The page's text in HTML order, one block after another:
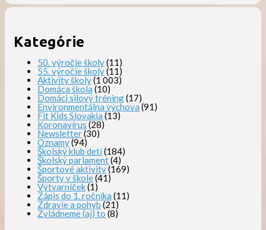
Kategórie
50. výročie školy(11)
55. výročie školy(11)
Aktivity školy(1 003)
Domáca škola (10)
Domáci silový tréning(17)
Environmentálna výchova (91)
Fit Kids Slovakia (13)
Koronavírus (28)
Newsletter(30)
Oznamy(94)
Školský klub detí(184)
Školský parlament(4)
Športové aktivity(169)
Športy v škole(41)
Výtvarníček(1)
Zápis do 1. ročníka (11)
Zdravie a pohyb (21)
Zvládneme (aj) to (8)